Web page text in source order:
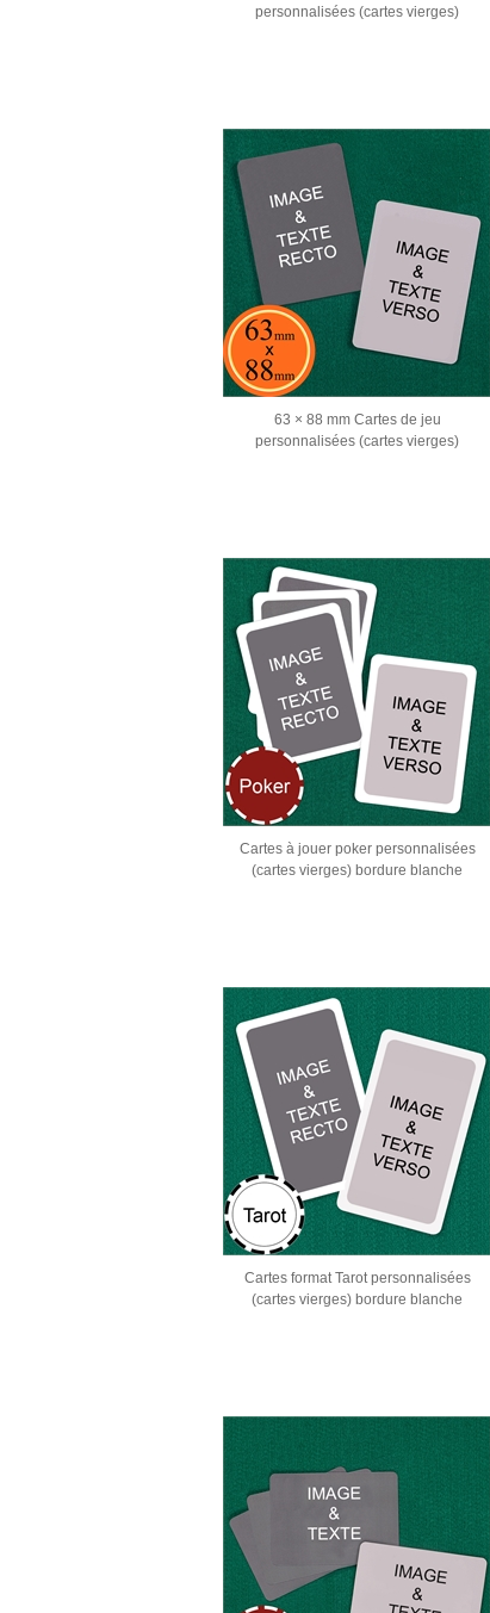
personnalisées (cartes vierges)
63 × 88 mm Cartes de jeu
personnalisées (cartes vierges)
Cartes à jouer poker personnalisées
(cartes vierges) bordure blanche
Cartes format Tarot personnalisées
(cartes vierges) bordure blanche